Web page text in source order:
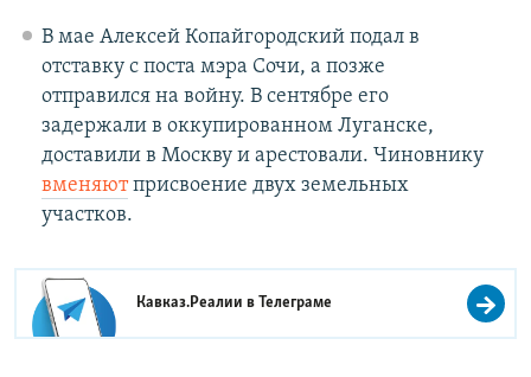
В мае Алексей Копайгородский подал в
отставку с поста мэра Сочи, а позже
отправился на войну. В сентябре его
задержали в оккупированном Луганске,
доставили в Москву и арестовали. Чиновнику
вменяютприсвоение двух земельных
участков.
Кавказ.Реалии вТелеграме